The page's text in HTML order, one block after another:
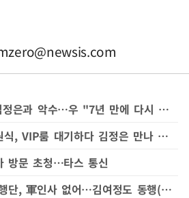
[中 열병식]우 의장 김정은과 악수…우 "7년 만에 다시 봅니다" 김 "네"(종합)
[中 열병식]박정 "우원식, VIP룸 대기하다 김정은 만나 수인사"
방문 초청…타스 통신
[中 열병식]김정은 수행단, 軍인사 없어…김여정도 동행(종합)